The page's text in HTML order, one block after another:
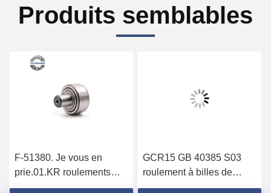
Produits semblables
F-51380. Je vous en
prie.01.KR roulements
linéaires à rouleaux
GCR15 GB 40385 S03
roulement à billes de
contact angulaire